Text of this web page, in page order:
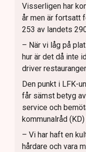
Visserligen har
år men är fortsatt
253 av landets
– När vi låg på
hur är det då inte
driver
Den punkt i LFK-
får sämst betyg
service och
kommunalråd
– Vi har haft en
hårdare och vara